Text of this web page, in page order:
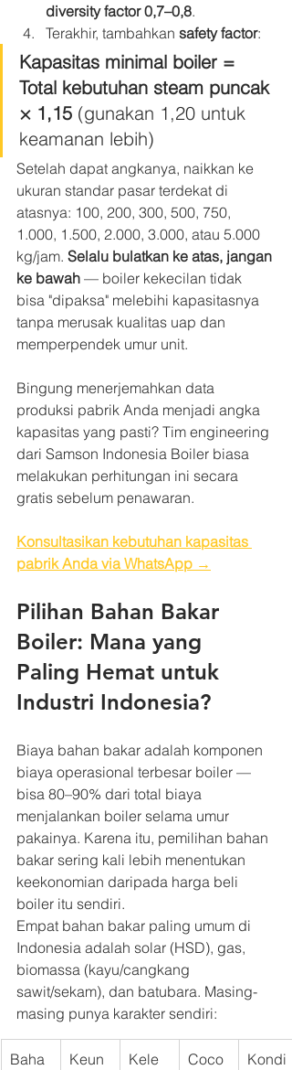
diversity factor 0,7–0,8.
Terakhir, tambahkan safety factor:
Kapasitas minimal boiler =
Total kebutuhan steam puncak
× 1,15 (gunakan 1,20 untuk
keamanan lebih)
Setelah dapat angkanya, naikkan ke
ukuran standar pasar terdekat di
atasnya: 100, 200, 300, 500, 750,
1.000, 1.500, 2.000, 3.000, atau 5.000
kg/jam. Selalu bulatkan ke atas, jangan
ke bawah — boiler kekecilan tidak
bisa "dipaksa" melebihi kapasitasnya
tanpa merusak kualitas uap dan
memperpendek umur unit.
Bingung menerjemahkan data
produksi pabrik Anda menjadi angka
kapasitas yang pasti? Tim engineering
dari Samson Indonesia Boiler biasa
melakukan perhitungan ini secara
gratis sebelum penawaran.
Konsultasikan kebutuhan kapasitas
pabrik Anda via WhatsApp →
Pilihan Bahan Bakar
Boiler: Mana yang
Paling Hemat untuk
Industri Indonesia?
Biaya bahan bakar adalah komponen
biaya operasional terbesar boiler —
bisa 80–90% dari total biaya
menjalankan boiler selama umur
pakainya. Karena itu, pemilihan bahan
bakar sering kali lebih menentukan
keekonomian daripada harga beli
boiler itu sendiri.
Empat bahan bakar paling umum di
Indonesia adalah solar (HSD), gas,
biomassa (kayu/cangkang
sawit/sekam), dan batubara. Masing-
masing punya karakter sendiri:
Baha
Keun
Kele
Coco
Kondi